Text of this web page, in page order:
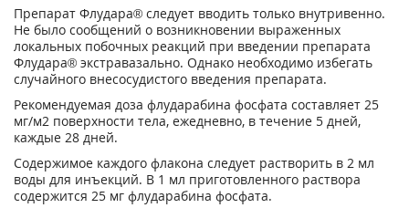
Препарат Флудара® следует вводить только внутривенно.
Не было сообщений о возникновении выраженных
локальных побочных реакций при введении препарата
Флудара® экстравазально. Однако необходимо избегать
случайного внесосудистого введения препарата.
Рекомендуемая доза флударабина фосфата составляет 25
мг/м2 поверхности тела, ежедневно, в течение 5 дней,
каждые 28 дней.
Содержимое каждого флакона следует растворить в 2 мл
воды для инъекций. В 1 мл приготовленного раствора
содержится 25 мг флударабина фосфата.